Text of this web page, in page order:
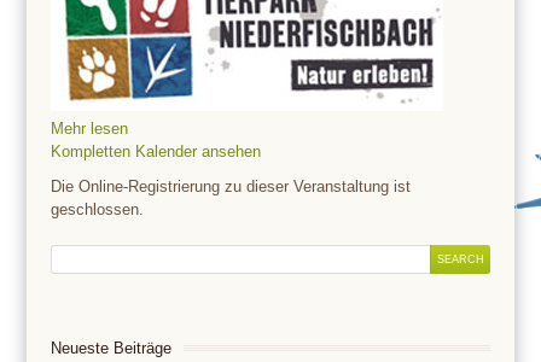
Mehr lesen
Kompletten Kalender ansehen
Die Online-Registrierung zu dieser Veranstaltung ist
geschlossen.
Neueste Beiträge